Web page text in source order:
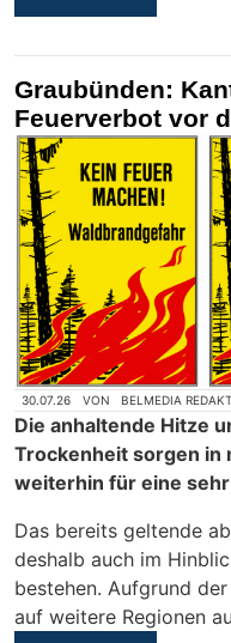
Graubünden:
Feuerverbot vor
30.07.26 VON BELMEDIA
Die anhaltende Hitze
Trockenheit sorgen in
weiterhin für eine
Das bereits geltende
deshalb auch im
bestehen. Aufgrund
auf weitere Regionen